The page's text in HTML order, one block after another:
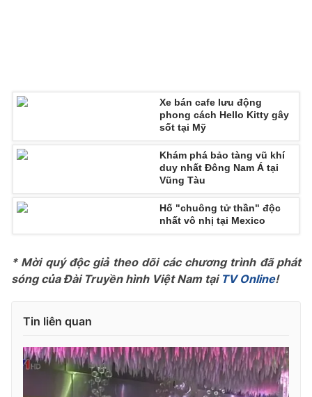
THỜI BÁO VTV
Cơ quan chủ quản:Đài Truyền hình Việt Nam
Cơ quan báo chí:Thời báo VTV
Tổng Biên tập:
Phó Tổng Biên tập:
Nguyễn Thị Mỹ Hạnh, Phạm Quốc Thắng,
Nguyễn Trọng Ninh
Tổng đài VTV: 024.38 355 931 - 024.38 355 932
Xe bán cafe lưu động
phong cách Hello Kitty gây
sốt tại Mỹ
Khám phá bảo tàng vũ khí
duy nhất Đông Nam Á tại
Vũng Tàu
Hố "chuông tử thần" độc
nhất vô nhị tại Mexico
* Mời quý độc giả theo dõi các chương trình đã phát
sóng của Đài Truyền hình Việt Nam tại TV Online!
Tin liên quan